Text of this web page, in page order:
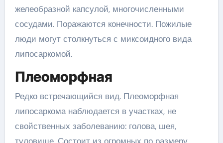
желеобразной капсулой, многочисленными
сосудами. Поражаются конечности. Пожилые
люди могут столкнуться с миксоидного вида
липосаркомой.
Плеоморфная
Редко встречающийся вид. Плеоморфная
липосаркома наблюдается в участках, не
свойственных заболеванию: голова, шея,